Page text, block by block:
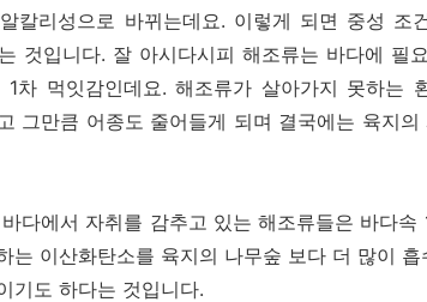
칼리성으로 바뀌는데요. 이렇게 되면 중성 조
것입니다. 잘 아시다시피 해조류는 바다에 필
1차 먹잇감인데요. 해조류가 살아가지 못하는
그만큼 어종도 줄어들게 되며 결국에는 육지
다에서 자취를 감추고 있는 해조류들은 바다속
는 이산화탄소를 육지의 나무숲 보다 더 많이
기도 하다는 것입니다.